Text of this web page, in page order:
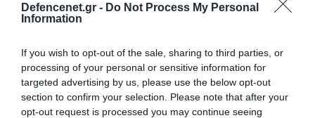
Defencenet.gr - Do Not Process My Personal
Information
If you wish to opt-out of the sale, sharing to third parties, or
processing of your personal or sensitive information for
targeted advertising by us, please use the below opt-out
section to confirm your selection. Please note that after your
opt-out request is processed you may continue seeing